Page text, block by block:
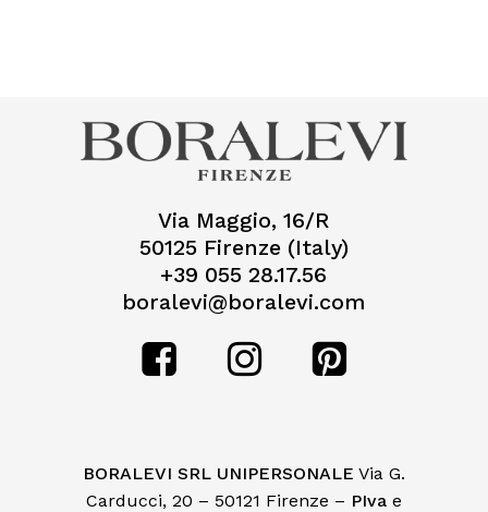
Via Maggio, 16/R
50125 Firenze (Italy)
+39 055 28.17.56
boralevi@boralevi.com
BORALEVI SRL UNIPERSONALE Via G.
Carducci, 20 – 50121 Firenze – PIvae